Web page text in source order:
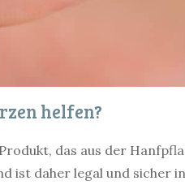
helfen?
das aus der
ist daher legal und sicher